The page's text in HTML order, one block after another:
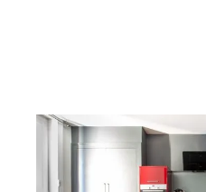
ST ETIENNE 42
97 m2
, 3 pièces